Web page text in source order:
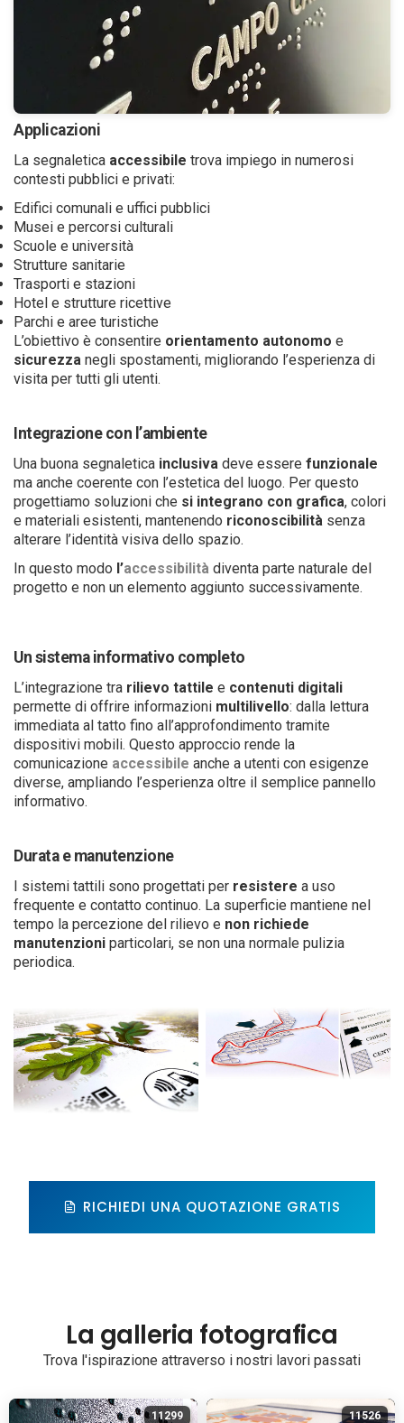
Applicazioni
La segnaletica accessibile trova impiego in numerosi
contesti pubblici e privati:
Edifici comunali e uffici pubblici
Musei e percorsi culturali
Scuole e università
Strutture sanitarie
Trasporti e stazioni
Hotel e strutture ricettive
Parchi e aree turistiche
L’obiettivo è consentire orientamento autonomo e
sicurezza negli spostamenti, migliorando l’esperienza di
visita per tutti gli utenti.
Integrazione con l’ambiente
Una buona segnaletica inclusiva deve essere funzionale
ma anche coerente con l’estetica del luogo. Per questo
progettiamo soluzioni che si integrano con grafica, colori
e materiali esistenti, mantenendo riconoscibilità senza
alterare l’identità visiva dello spazio.
In questo modo l’accessibilità diventa parte naturale del
progetto e non un elemento aggiunto successivamente.
Un sistema informativo completo
L’integrazione tra rilievo tattile e contenuti digitali
permette di offrire informazioni multilivello: dalla lettura
immediata al tatto fino all’approfondimento tramite
dispositivi mobili. Questo approccio rende la
comunicazione accessibile anche a utenti con esigenze
diverse, ampliando l’esperienza oltre il semplice pannello
informativo.
Durata e manutenzione
I sistemi tattili sono progettati per resistere a uso
frequente e contatto continuo. La superficie mantiene nel
tempo la percezione del rilievo e non richiede
manutenzioni particolari, se non una normale pulizia
periodica.
RICHIEDI UNA QUOTAZIONE GRATIS
La galleria fotografica
Trova l'ispirazione attraverso i nostri lavori passati
11299 11526